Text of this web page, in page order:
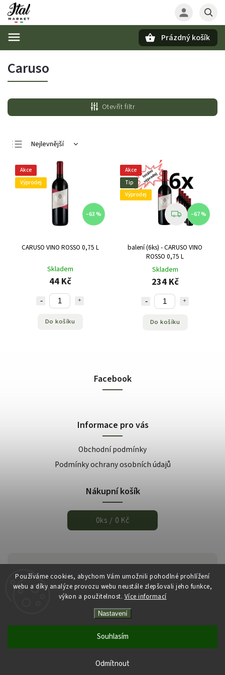
Používáme cookies, abychom Vám umožnili pohodlné prohlížení
webu a díky analýze provozu webu neustále zlepšovali jeho funkce,
výkon a použitelnost. Více informací
Nastavení
Odmítnout
Souhlasím
Prázdný košík
Caruso
Otevřít filtr
Nejlevnější
Nejdražší
Nejprodávanější
Abecedně
Akce
Výprodej
–63 %
CARUSO VINO ROSSO 0,75 L
Skladem
44 Kč
Do košíku
Akce
Tip
Výprodej
–67 %
balení (6ks) - CARUSO VINO
ROSSO 0,75 L
Skladem
234 Kč
Do košíku
Facebook
Informace pro vás
Obchodní podmínky
Podmínky ochrany osobních údajů
Nákupní košík
0ks / 0 Kč
Italmarket.cz
VytvořilShoptet | Design